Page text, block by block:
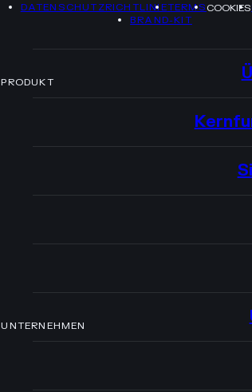
DATENSCHUTZRICHTLINIETERMSCOOKIES
BRAND-KIT
PRODUKT
UNTERNEHMEN